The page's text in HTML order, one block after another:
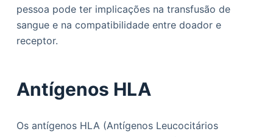
pessoa pode ter implicações na transfusão de
sangue e na compatibilidade entre doador e
receptor.
Antígenos HLA
Os antígenos HLA (Antígenos Leucocitários